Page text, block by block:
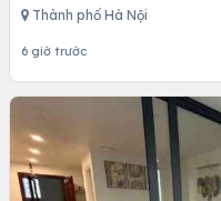
Thành phố Hà Nội
6 giờ trước